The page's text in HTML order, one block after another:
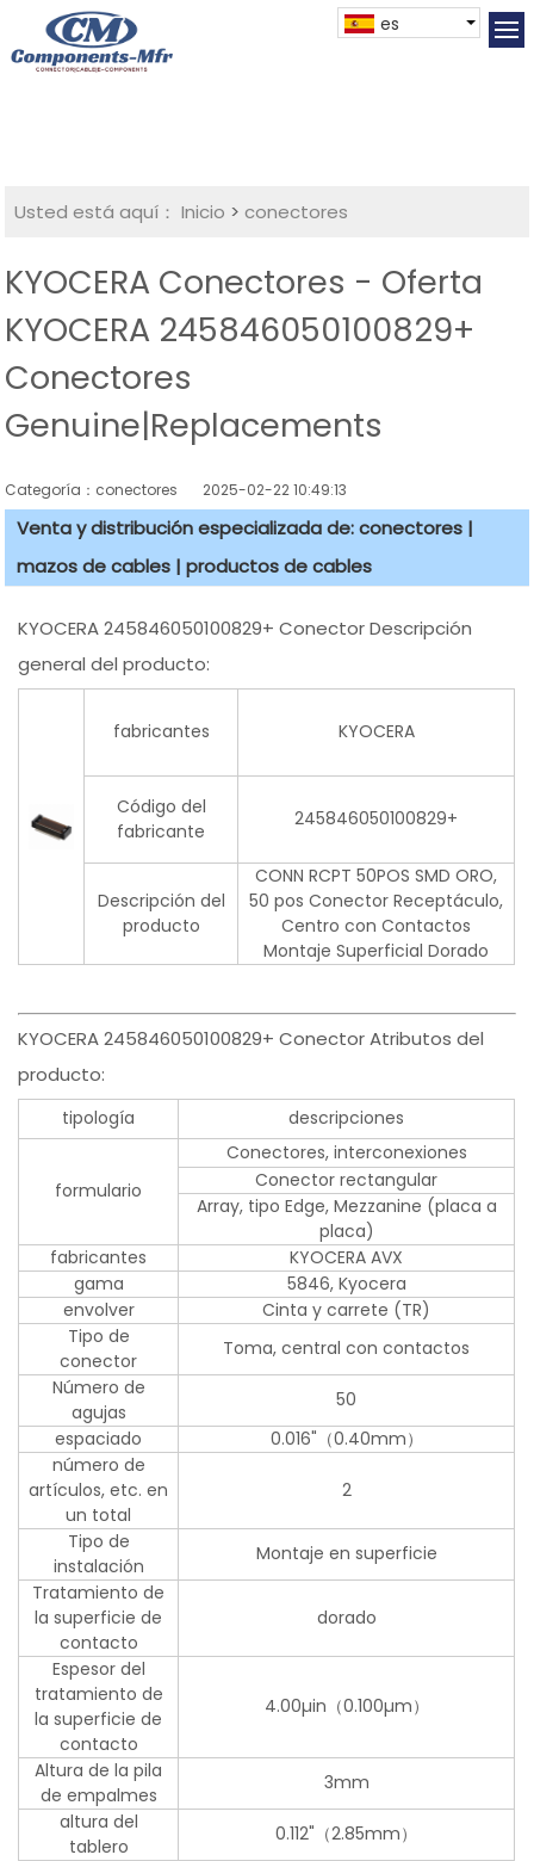
es
Usted está aquí： Inicio >conectores
KYOCERA Conectores - Oferta
KYOCERA 245846050100829+
Conectores
Genuine|Replacements
Categoría：conectores 2025-02-22 10:49:13
Venta y distribución especializada de: conectores |
mazos de cables | productos de cables
KYOCERA 245846050100829+ Conector Descripción
general del producto:
fabricantes KYOCERA
Código del
fabricante
245846050100829+
Descripción del
producto
CONN RCPT 50POS SMD ORO,
50 pos Conector Receptáculo,
Centro con Contactos
Montaje Superficial Dorado
KYOCERA 245846050100829+ Conector Atributos del
producto:
tipología descripciones
formulario
Conectores, interconexiones
Conector rectangular
Array, tipo Edge, Mezzanine (placa a
placa)
fabricantes
KYOCERA AVX
gama
5846, Kyocera
envolver
Cinta y carrete (TR)
Tipo de
conector
Toma, central con contactos
Número de
agujas
50
espaciado
0.016"（0.40mm）
número de
artículos, etc. en
un total
2
Tipo de
instalación
Montaje en superficie
Tratamiento de
la superficie de
contacto
dorado
Espesor del
tratamiento de
la superficie de
contacto
4.00µin（0.100µm）
Altura de la pila
de empalmes
3mm
altura del
tablero
0.112"（2.85mm）